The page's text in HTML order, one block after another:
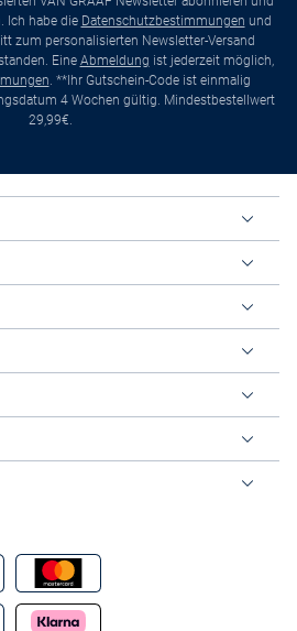
Ich habe die Datenschutzbestimmungen und
zum personalisierten Newsletter-Versand
Eine Abmeldung ist jederzeit möglich,
. **Ihr Gutschein-Code ist einmalig
4 Wochen gültig. Mindestbestellwert
29,99€.